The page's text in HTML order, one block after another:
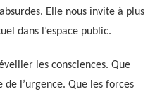
Elle nous invite à plus
dans l’espace public.
les consciences. Que
de l’urgence. Que les forces